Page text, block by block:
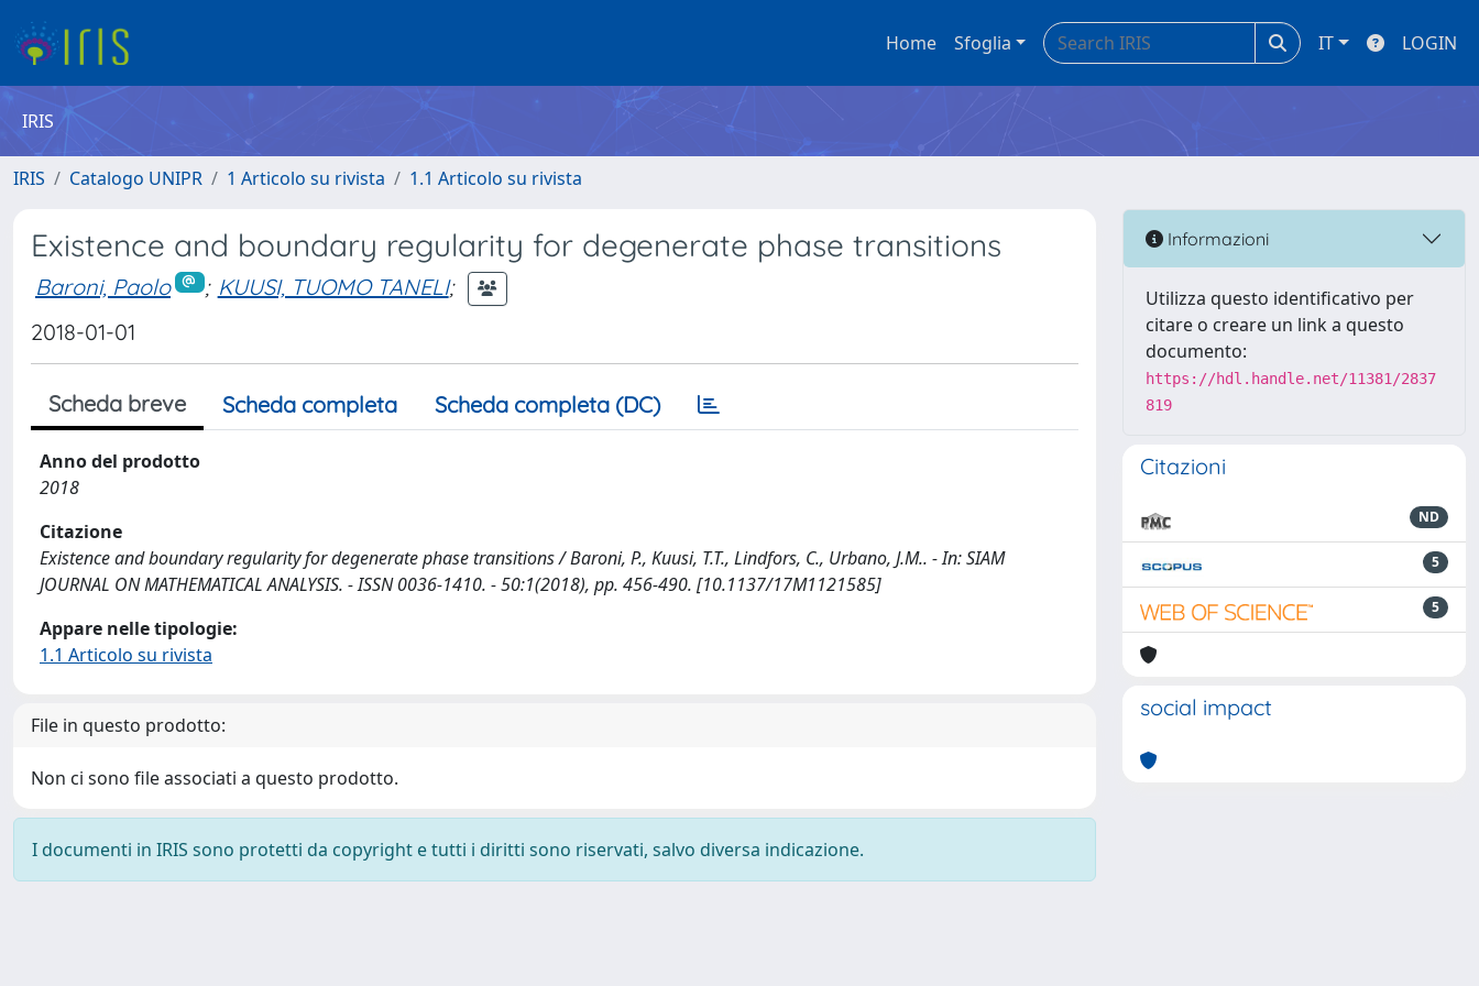
Home Sfoglia IT LOGIN
IRIS
IRIS Catalogo UNIPR 1 Articolo su rivista 1.1 Articolo su rivista
Existence and boundary regularity for degenerate phase transitions
Baroni, Paolo ; KUUSI, TUOMO TANELI;
2018-01-01
Scheda breve Scheda completa Scheda completa (DC)
Anno del prodotto
2018
Citazione
Existence and boundary regularity for degenerate phase transitions / Baroni, P., Kuusi, T.T., Lindfors, C., Urbano, J.M.. - In: SIAM
JOURNAL ON MATHEMATICAL ANALYSIS. - ISSN 0036-1410. - 50:1(2018), pp. 456-490. [10.1137/17M1121585]
Appare nelle tipologie:
1.1 Articolo su rivista
File in questo prodotto:
Non ci sono file associati a questo prodotto.
I documenti in IRIS sono protetti da copyright e tutti i diritti sono riservati, salvo diversa indicazione.
Informazioni
Utilizza questo identificativo per
citare o creare un link a questo
documento:
https://hdl.handle.net/11381/2837
819
Citazioni
ND
5
5
social impact